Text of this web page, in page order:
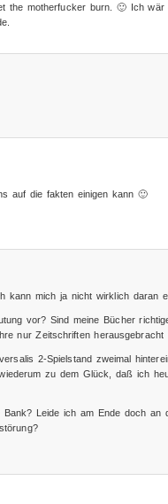
the motherfucker burn. 🙂 Ich wär
auf die fakten einigen kann 🙂
kann mich ja nicht wirklich daran
vor? Sind meine Bücher
nur Zeitschriften herausgebracht
2-Spielstand zweimal
zu dem Glück, daß ich
Leide ich am Ende doch an